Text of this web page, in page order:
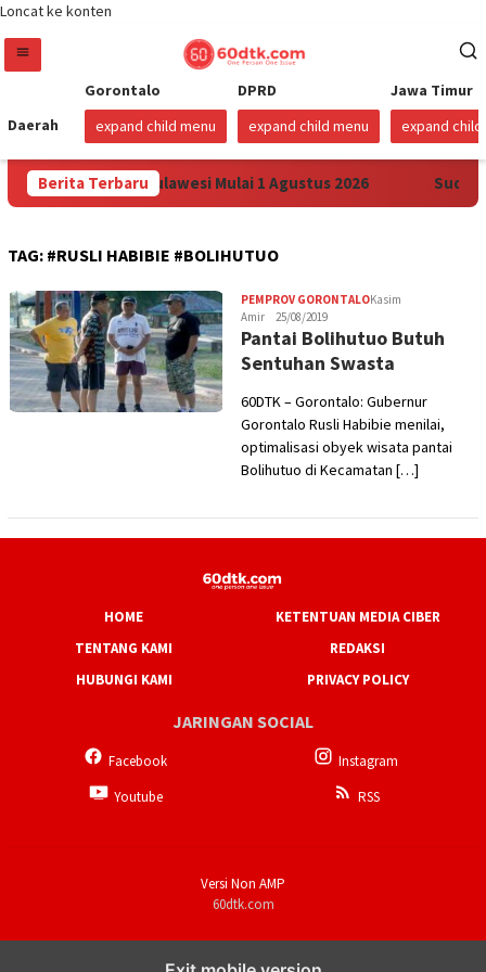
Loncat ke konten
Daerah
Gorontalo
expand child menu
DPRD
expand child menu
Jawa Timur
expand child
Berita Terbaru
Pertamax di Sulawesi Mulai 1 Agustus 2026
TAG: #RUSLI HABIBIE #BOLIHUTUO
PEMPROV GORONTALOKasim
Amir
25/08/2019
Pantai Bolihutuo Butuh
Sentuhan Swasta
60DTK – Gorontalo: Gubernur
Gorontalo Rusli Habibie menilai,
optimalisasi obyek wisata pantai
Bolihutuo di Kecamatan […]
HOME
KETENTUAN MEDIA CIBER
TENTANG KAMI
REDAKSI
HUBUNGI KAMI
PRIVACY POLICY
JARINGAN SOCIAL
Facebook
Instagram
Youtube
RSS
Versi Non AMP
60dtk.com